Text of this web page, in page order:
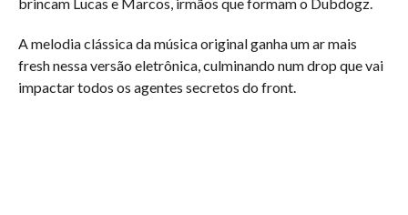
A melodia clássica da música original ganha um ar mais
fresh nessa versão eletrônica, culminando num drop que vai
impactar todos os agentes secretos do front.